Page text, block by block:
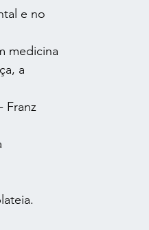
e no
medicina
a
Franz